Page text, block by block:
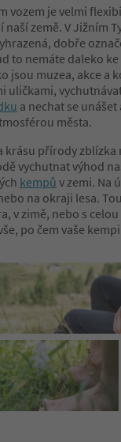
vozem je velmi
naší země. V Jižním
dobře
to nemáte daleko ke
jsou muzea, akce a
uličkami,
a nechat se
města.
krásu přírody zblízka
vychutnat výhod
kempů v zemi. Na
na okraji lesa.
v zimě, nebo s
po čem vaše